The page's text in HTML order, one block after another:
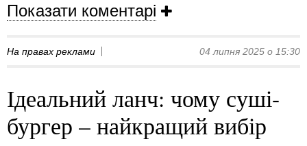
Показати коментарі
На правах реклами 04 липня 2025 о 15:30
Ідеальний ланч: чому суші-
бургер – найкращий вибір